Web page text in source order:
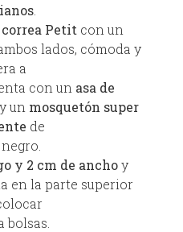
.
correa Petit con un
lados, cómoda y
a
con un asa de
y un mosquetón super
de
y 2 cm de anchoy
en la parte superior
bolsas.